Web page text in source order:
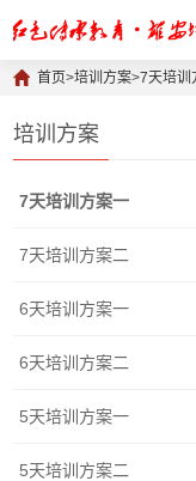
首页>培训方案>7天培训
培训方案
7天培训方案一
7天培训方案二
6天培训方案一
6天培训方案二
5天培训方案一
5天培训方案二